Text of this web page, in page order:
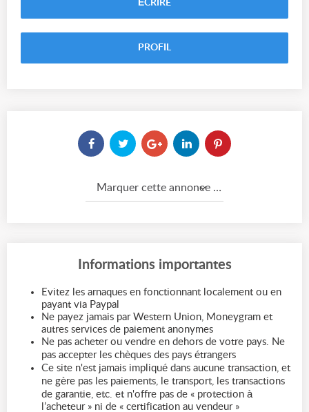
ÉCRIRE
PROFIL
Marquer cette annonce comme...
Informations importantes
Evitez les arnaques en fonctionnant localement ou en
payant via Paypal
Ne payez jamais par Western Union, Moneygram et
autres services de paiement anonymes
Ne pas acheter ou vendre en dehors de votre pays. Ne
pas accepter les chèques des pays étrangers
Ce site n'est jamais impliqué dans aucune transaction, et
ne gère pas les paiements, le transport, les transactions
de garantie, etc. et n'offre pas de « protection à
l’acheteur » ni de « certification au vendeur »